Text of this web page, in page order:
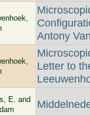
Antony
Letter to
E. and